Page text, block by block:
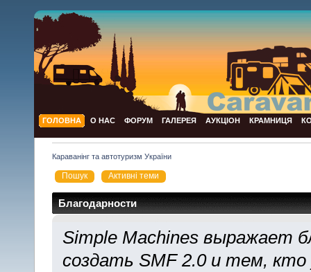
ГОЛОВНА О НАС ФОРУМ ГАЛЕРЕЯ АУКЦІОН КРАМНИЦЯ
Караванінг та автотуризм України
Пошук Активні теми
Благодарности
Simple Machines выражает
создать SMF 2.0 и тем,